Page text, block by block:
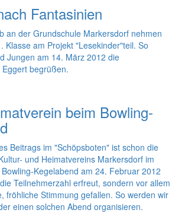
Fantasinien
an der Grundschule Markersdorf nehmen
Klasse am Projekt "Lesekinder"teil. So
Jungen am 14. März 2012 die
begrüßen.
beim Bowling-
Beitrags im "Schöpsboten" ist schon die
und Heimatvereins Markersdorf im
Kegelabend am 24. Februar 2012
Teilnehmerzahl erfreut, sondern vor allem
fröhliche Stimmung gefallen. So werden wir
einen solchen Abend organisieren.